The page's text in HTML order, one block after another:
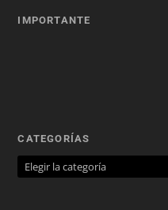
IMPORTANTE
CATEGORÍAS